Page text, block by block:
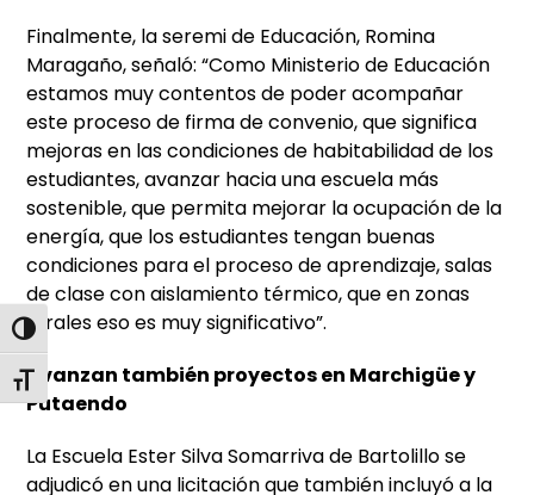
Alternar alto contraste
Alternar tamaño de letra
Finalmente, la seremi de Educación, Romina
Maragaño, señaló: “Como Ministerio de Educación
estamos muy contentos de poder acompañar
este proceso de firma de convenio, que significa
mejoras en las condiciones de habitabilidad de los
estudiantes, avanzar hacia una escuela más
sostenible, que permita mejorar la ocupación de la
energía, que los estudiantes tengan buenas
condiciones para el proceso de aprendizaje, salas
de clase con aislamiento térmico, que en zonas
rurales eso es muy significativo”.
Avanzan también proyectos en Marchigüe y
Putaendo
La Escuela Ester Silva Somarriva de Bartolillo se
adjudicó en una licitación que también incluyó a la